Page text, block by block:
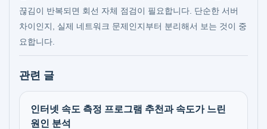
끊김이 반복되면 회선 자체 점검이 필요합니다. 단순한 서버
차이인지, 실제 네트워크 문제인지부터 분리해서 보는 것이 중
요합니다.
관련 글
인터넷 속도 측정 프로그램 추천과 속도가 느린
원인 분석